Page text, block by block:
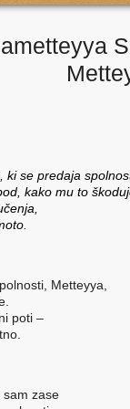
ki se predaja
kako mu to
Metteyya,
poti –
sam zase